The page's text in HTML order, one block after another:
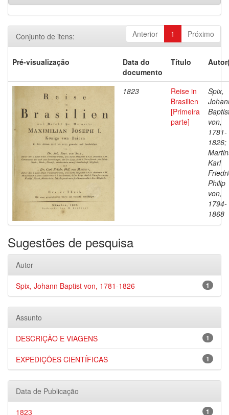
Anterior 1 Próximo
Conjunto de itens:
Pré-visualização
Data do
documento
Título
1823
Reise in
Brasilien
[Primeira
parte]
Spix,
von,
1781-
1826;
Karl
Philip
von,
1794-
1868
Sugestões de pesquisa
Autor
1
Spix, Johann Baptist von, 1781-1826
Assunto
1
DESCRIÇÃO E VIAGENS
1
EXPEDIÇÕES CIENTÍFICAS
Data de Publicação
1
1823